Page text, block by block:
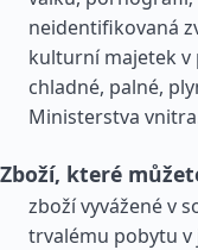
neidentifikovaná
kulturní majetek v
chladné, palné,
Ministerstva
Zboží, které
zboží vyvážené v
trvalému pobytu v